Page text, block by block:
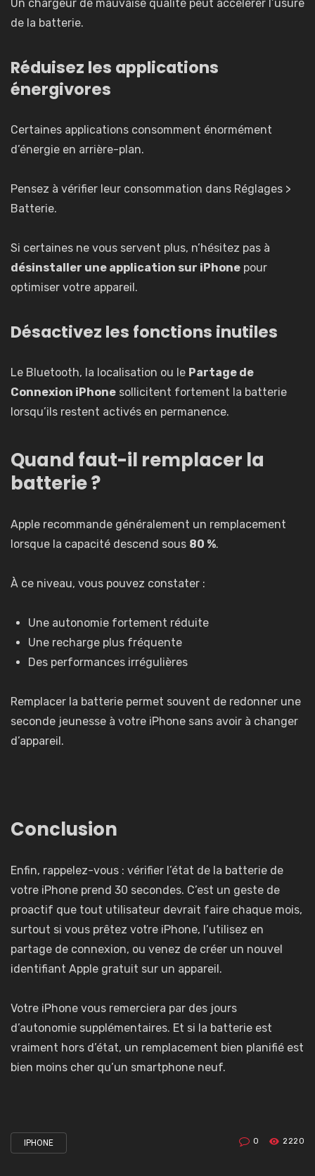
Un chargeur de mauvaise qualité peut accélérer l’usure
de la batterie.
Réduisez les applications
énergivores
Certaines applications consomment énormément
d’énergie en arrière-plan.
Pensez à vérifier leur consommation dans Réglages >
Batterie.
Si certaines ne vous servent plus, n’hésitez pas à
désinstaller une application sur iPhone pour
optimiser votre appareil.
Désactivez les fonctions inutiles
Le Bluetooth, la localisation ou le Partage de
Connexion iPhone sollicitent fortement la batterie
lorsqu’ils restent activés en permanence.
Quand faut-il remplacer la
batterie ?
Apple recommande généralement un remplacement
lorsque la capacité descend sous 80 %.
À ce niveau, vous pouvez constater :
Une autonomie fortement réduite
Une recharge plus fréquente
Des performances irrégulières
Remplacer la batterie permet souvent de redonner une
seconde jeunesse à votre iPhone sans avoir à changer
d’appareil.
Conclusion
Enfin, rappelez-vous : vérifier l’état de la batterie de
votre iPhone prend 30 secondes. C’est un geste de
proactif que tout utilisateur devrait faire chaque mois,
surtout si vous prêtez votre iPhone, l’utilisez en
partage de connexion, ou venez de créer un nouvel
identifiant Apple gratuit sur un appareil.
Votre iPhone vous remerciera par des jours
d’autonomie supplémentaires. Et si la batterie est
vraiment hors d’état, un remplacement bien planifié est
bien moins cher qu’un smartphone neuf.
Tagged
IPHONE 0 2220